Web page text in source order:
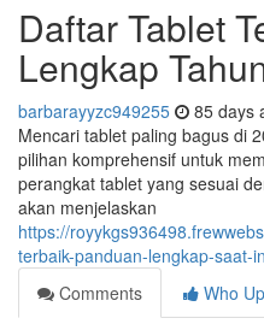
Daftar Tablet
Lengkap
barbarayyzc949255 85 days
Mencari tablet paling bagus di
pilihan komprehensif untuk
perangkat tablet yang sesuai
akan menjelaskan
https://
terbaik-panduan-lengkap-saat-
Comments
Who